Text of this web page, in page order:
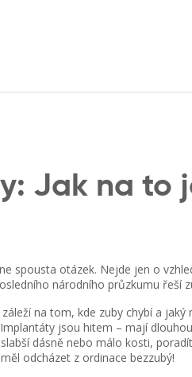
Jak na to
spousta otázek. Nejde jen o
národního průzkumu řeší
na tom, kde zuby chybí a
jsou hitem – mají
dásně nebo málo kosti,
odcházet z ordinace bezzubý!